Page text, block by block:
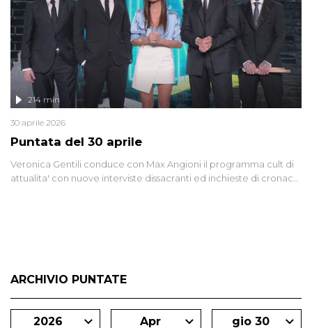
Puntata del 30 aprile
214 min
30 aprile 2026
Veronica Gentili conduce con Max Angioni il programma cult di
attualita' con nuove interviste dissacranti ed inchieste di cronaca
ARCHIVIO PUNTATE
2026 Apr gio 30